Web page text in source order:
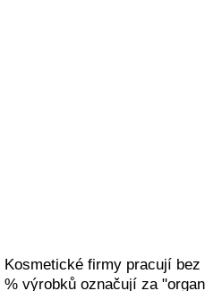
Kosmetické firmy pracují
% výrobků označují za